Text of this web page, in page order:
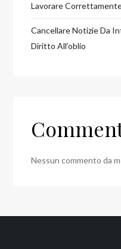
Lavorare
Cancellare Notizie Da
Diritto All’oblio
Nessun commento da